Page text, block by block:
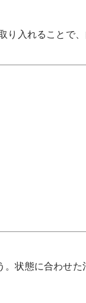
り入れることで
状態に合わせた